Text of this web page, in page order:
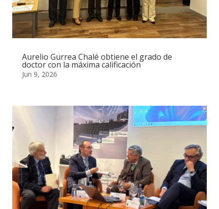
Aurelio Gurrea Chalé obtiene el grado de
doctor con la máxima calificación
Jun 9, 2026